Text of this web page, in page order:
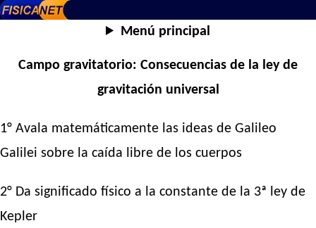
Menú principal
Campo gravitatorio: Consecuencias de la ley de
gravitación universal
1° Avala matemáticamente las ideas de Galileo
Galilei sobre la caída libre de los cuerpos
2° Da significado físico a la constante de la 3ª ley de
Kepler